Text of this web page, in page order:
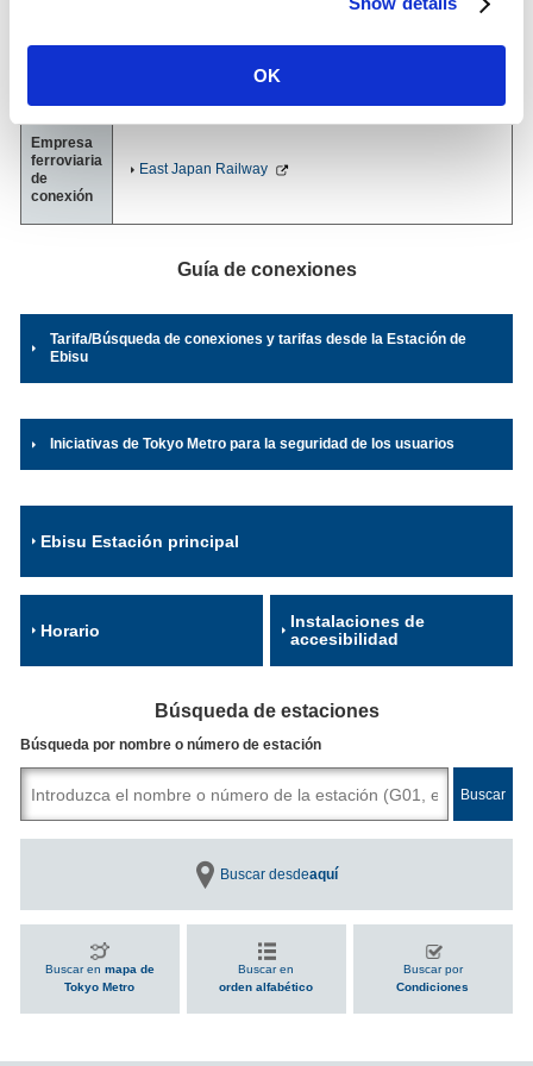
OK
1-5-5, Ebisu-minami, Shibuya-ku, Tokyo
Empresa
ferroviaria
de
conexión
East Japan Railway
Guía de conexiones
Tarifa/Búsqueda de conexiones y tarifas desde la Estación de
Ebisu
Iniciativas de Tokyo Metro para la seguridad de los usuarios
Ebisu Estación principal
Horario
Instalaciones de
accesibilidad
Búsqueda de estaciones
Búsqueda por nombre o número de estación
Buscar en mapa de
Tokyo Metro
Buscar en
orden alfabético
Buscar por
Condiciones
Buscar desdeaquí